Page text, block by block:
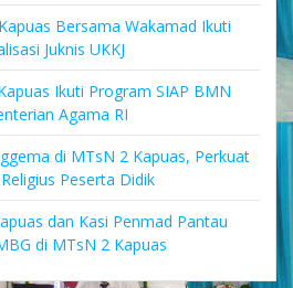
Bersama Wakamad Ikuti
Juknis UKKJ
Ikuti Program SIAP BMN
Agama RI
di MTsN 2 Kapuas, Perkuat
Peserta Didik
dan Kasi Penmad Pantau
di MTsN 2 Kapuas